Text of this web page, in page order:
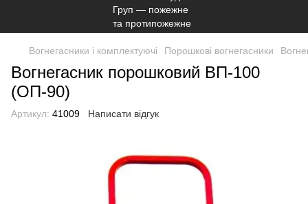
Вогнегасники і комплектуючі Порошкові вогнегасники
Вогнегасник порошковий ВП-100
(ОП-90)
Артикул: 41009 Написати відгук